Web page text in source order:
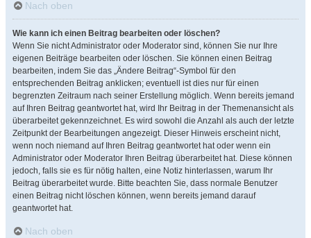
Nach oben
Wie kann ich einen Beitrag bearbeiten oder löschen?
Wenn Sie nicht Administrator oder Moderator sind, können Sie nur Ihre
eigenen Beiträge bearbeiten oder löschen. Sie können einen Beitrag
bearbeiten, indem Sie das „Ändere Beitrag“-Symbol für den
entsprechenden Beitrag anklicken; eventuell ist dies nur für einen
begrenzten Zeitraum nach seiner Erstellung möglich. Wenn bereits jemand
auf Ihren Beitrag geantwortet hat, wird Ihr Beitrag in der Themenansicht als
überarbeitet gekennzeichnet. Es wird sowohl die Anzahl als auch der letzte
Zeitpunkt der Bearbeitungen angezeigt. Dieser Hinweis erscheint nicht,
wenn noch niemand auf Ihren Beitrag geantwortet hat oder wenn ein
Administrator oder Moderator Ihren Beitrag überarbeitet hat. Diese können
jedoch, falls sie es für nötig halten, eine Notiz hinterlassen, warum Ihr
Beitrag überarbeitet wurde. Bitte beachten Sie, dass normale Benutzer
einen Beitrag nicht löschen können, wenn bereits jemand darauf
geantwortet hat.
Nach oben